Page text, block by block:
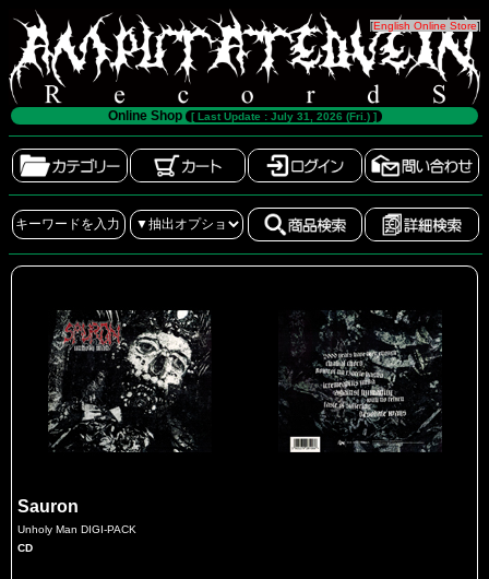
[English Online Store]
Online Shop [ Last Update : July 31, 2026 (Fri.) ]
Sauron
Unholy Man DIGI-PACK
CD